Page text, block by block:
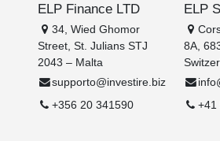
ELP Finance LTD
34, Wied Ghomor
Street, St. Julians STJ
2043 – Malta
supporto@investire.biz
+356 20 341590
ELP
8A,
+41